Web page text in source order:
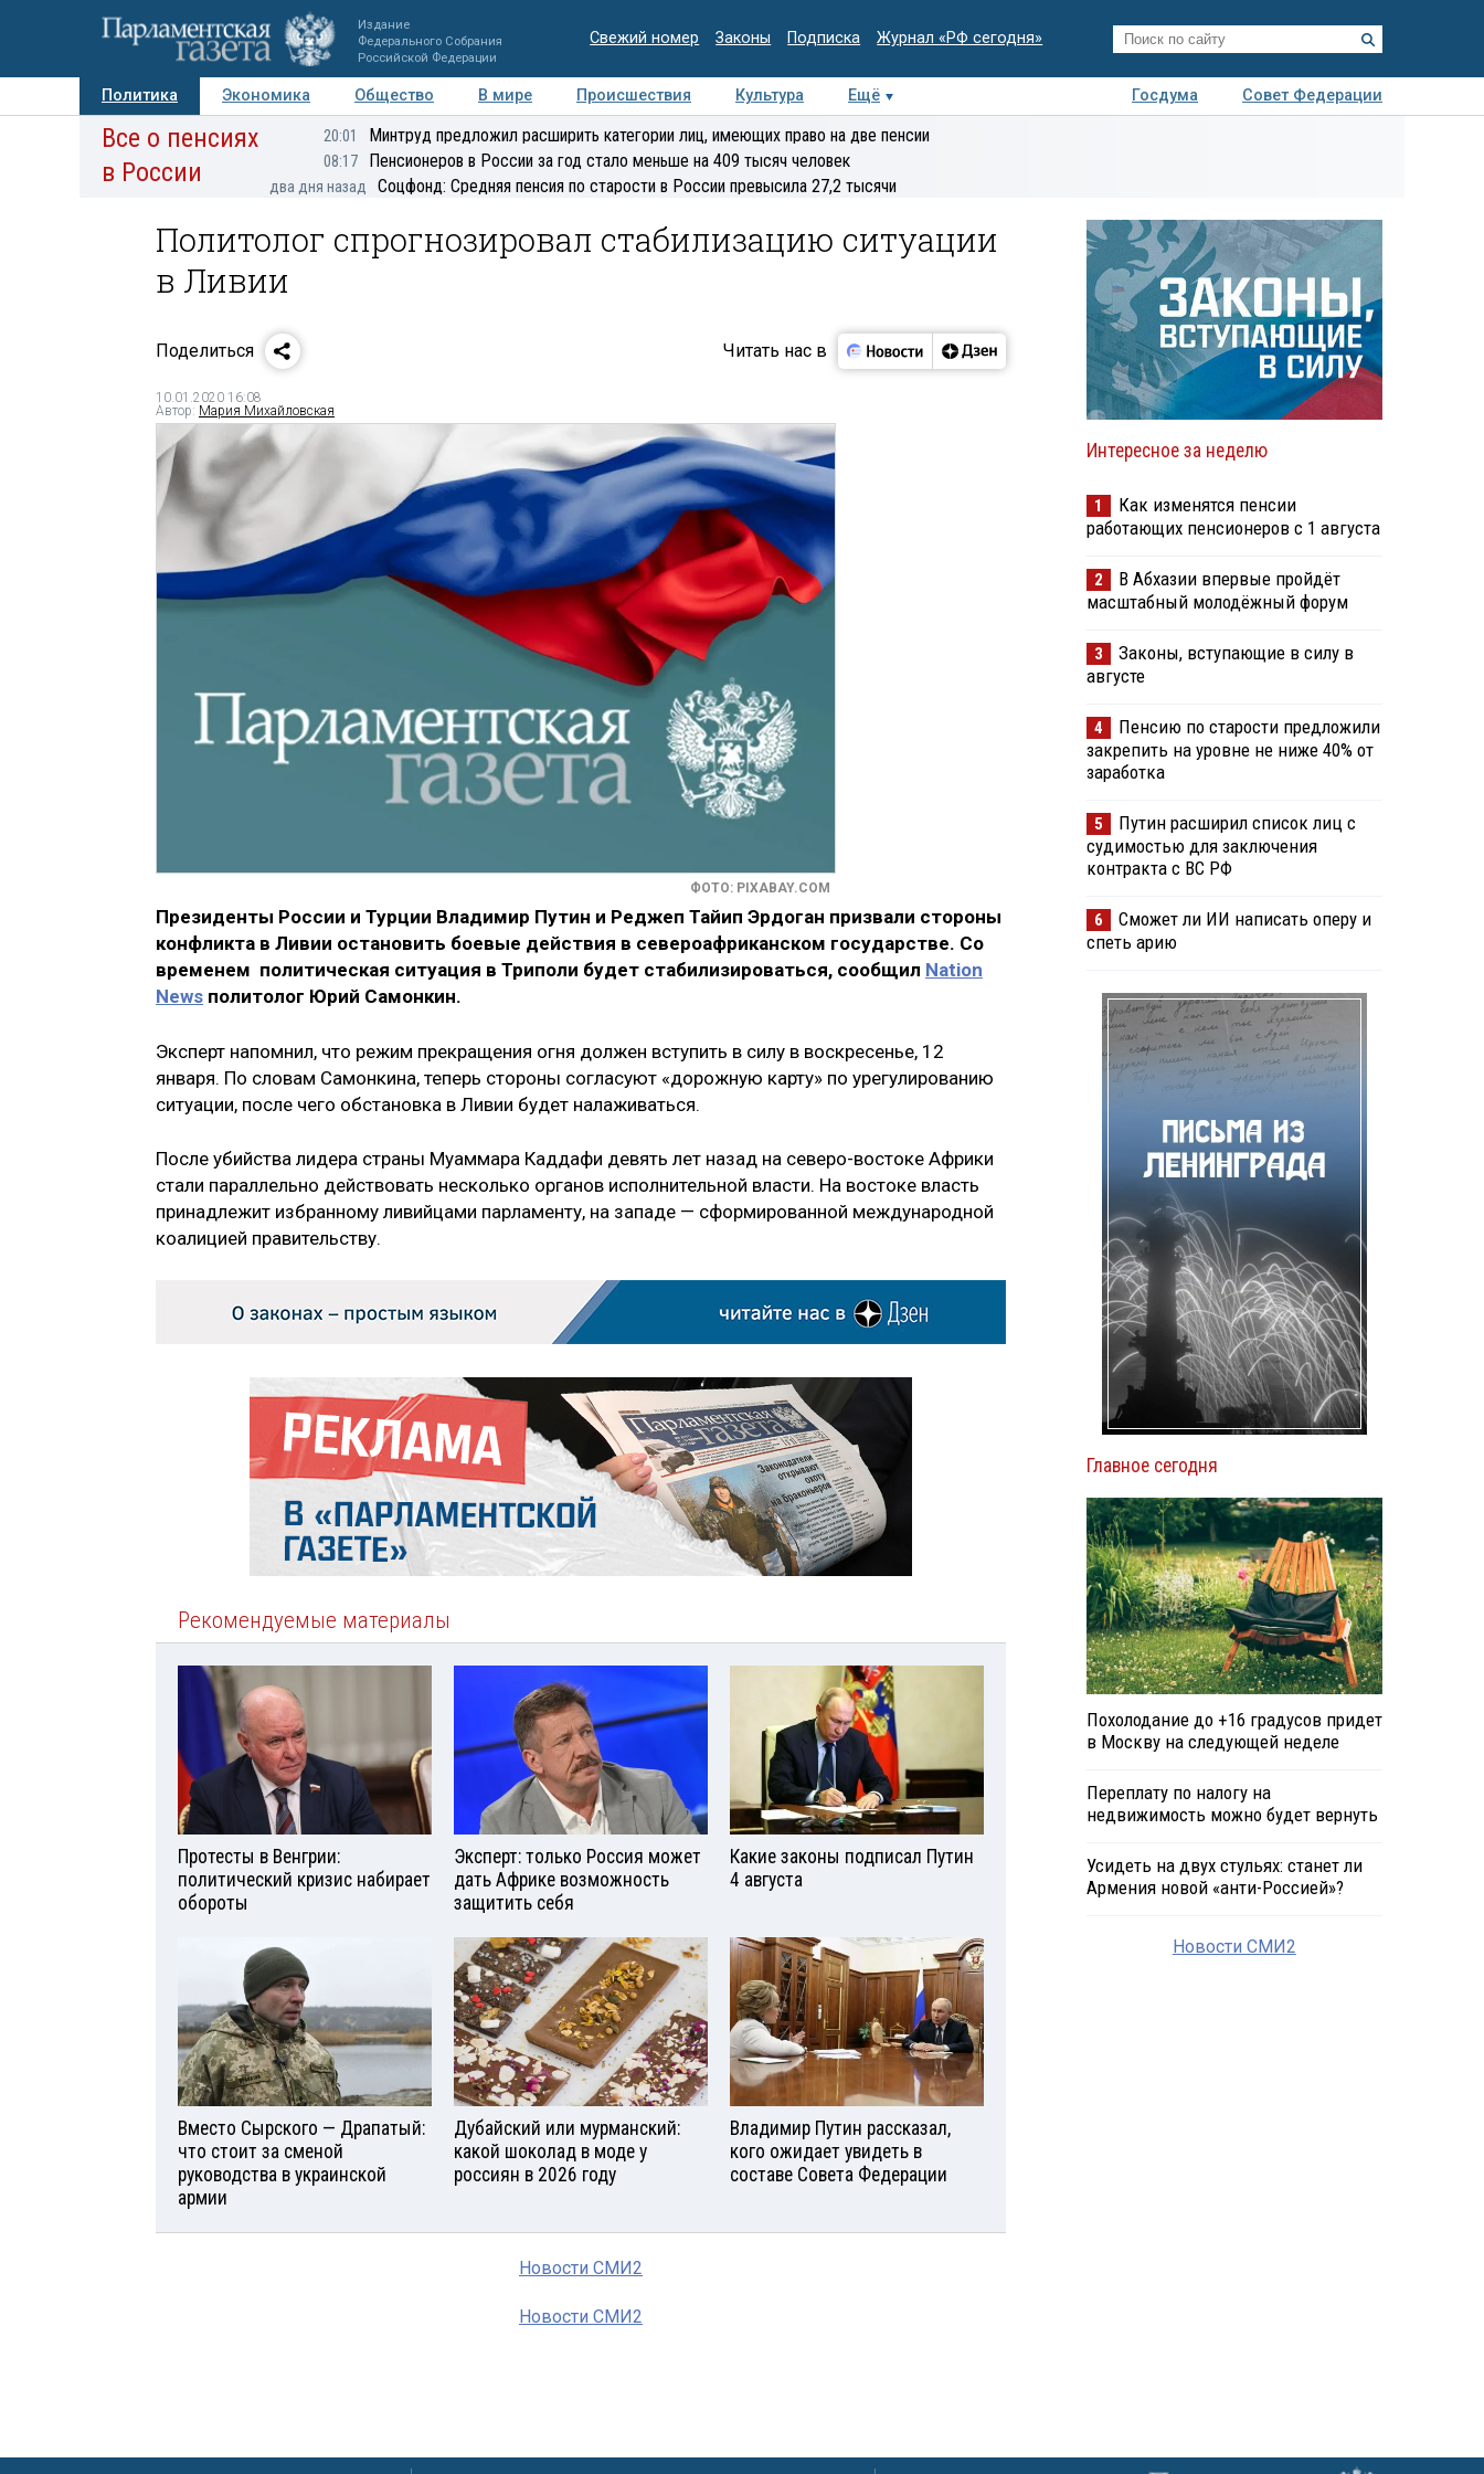
Издание
Федерального Собрания
Российской Федерации
Свежий номер Законы Подписка Журнал «РФ сегодня»
Политика Экономика Общество В мире Происшествия Культура Ещё Госдума
Совет Федерации
Авторы Персоны Мнения Регионы Медиацентр Интервью Колумнисты
Деловая
Все о пенсиях
в России
20:01 Минтруд предложил расширить категории лиц, имеющих право на две пенсии
08:17 Пенсионеров в России за год стало меньше на 409 тысяч человек
два дня назад Соцфонд: Средняя пенсия по старости в России превысила 27,2 тысячи
Политолог спрогнозировал стабилизацию ситуации
в Ливии
Поделиться Читать нас в
10.01.2020 16:08
Автор: Мария Михайловская
ФОТО: PIXABAY.COM
Президенты России и Турции Владимир Путин и Реджеп Тайип Эрдоган призвали стороны
конфликта в Ливии остановить боевые действия в североафриканском государстве. Со
временем политическая ситуация в Триполи будет стабилизироваться, сообщил Nation
News политолог Юрий Самонкин.
Эксперт напомнил, что режим прекращения огня должен вступить в силу в воскресенье, 12
января. По словам Самонкина, теперь стороны согласуют «дорожную карту» по урегулированию
ситуации, после чего обстановка в Ливии будет налаживаться.
После убийства лидера страны Муаммара Каддафи девять лет назад на северо-востоке Африки
стали параллельно действовать несколько органов исполнительной власти. На востоке власть
принадлежит избранному ливийцами парламенту, на западе — сформированной международной
коалицией правительству.
Рекомендуемые материалы
Протесты в Венгрии:
политический кризис набирает
обороты
Эксперт: только Россия может
дать Африке возможность
защитить себя
Какие законы подписал Путин
4 августа
Вместо Сырского — Драпатый:
что стоит за сменой
руководства в украинской
армии
Дубайский или мурманский:
какой шоколад в моде у
россиян в 2026 году
Владимир Путин рассказал,
кого ожидает увидеть в
составе Совета Федерации
Новости СМИ2
Новости СМИ2
Интересное за неделю
1
Как изменятся пенсии
работающих пенсионеров с 1 августа
2
В Абхазии впервые пройдёт
масштабный молодёжный форум
3
Законы, вступающие в силу в
августе
4
Пенсию по старости предложили
закрепить на уровне не ниже 40% от
заработка
5
Путин расширил список лиц с
судимостью для заключения
контракта с ВС РФ
6
Сможет ли ИИ написать оперу и
спеть арию
Главное сегодня
Похолодание до +16 градусов придет
в Москву на следующей неделе
Переплату по налогу на
недвижимость можно будет вернуть
Усидеть на двух стульях: станет ли
Армения новой «анти-Россией»?
Новости СМИ2